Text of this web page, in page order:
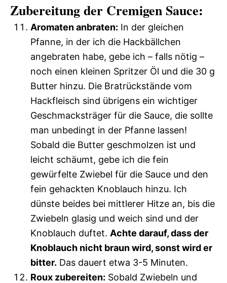
Zubereitung der Cremigen Sauce:
Aromaten anbraten: In der gleichen
Pfanne, in der ich die Hackbällchen
angebraten habe, gebe ich – falls nötig –
noch einen kleinen Spritzer Öl und die 30 g
Butter hinzu. Die Bratrückstände vom
Hackfleisch sind übrigens ein wichtiger
Geschmacksträger für die Sauce, die sollte
man unbedingt in der Pfanne lassen!
Sobald die Butter geschmolzen ist und
leicht schäumt, gebe ich die fein
gewürfelte Zwiebel für die Sauce und den
fein gehackten Knoblauch hinzu. Ich
dünste beides bei mittlerer Hitze an, bis die
Zwiebeln glasig und weich sind und der
Knoblauch duftet. Achte darauf, dass der
Knoblauch nicht braun wird, sonst wird er
bitter. Das dauert etwa 3-5 Minuten.
Roux zubereiten: Sobald Zwiebeln und